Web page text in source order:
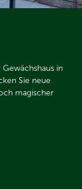
in
Sie neue
magischer